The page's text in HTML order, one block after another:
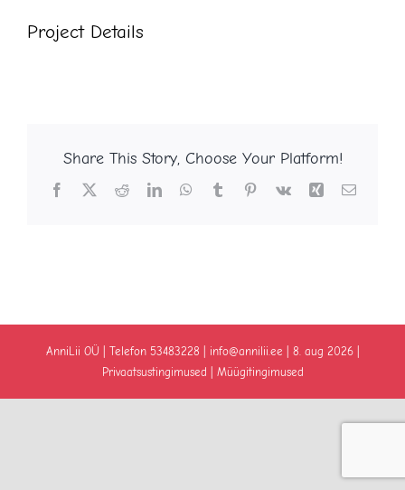
Project Details
Share This Story, Choose Your Platform!
Facebook
X RedditLinkedInWhatsApp
TumblrPinterest
Vk Xing Email
AnniLii OÜ | Telefon 53483228 | info@annilii.ee | 8. aug 2026 |
Privaatsustingimused
Müügitingimused